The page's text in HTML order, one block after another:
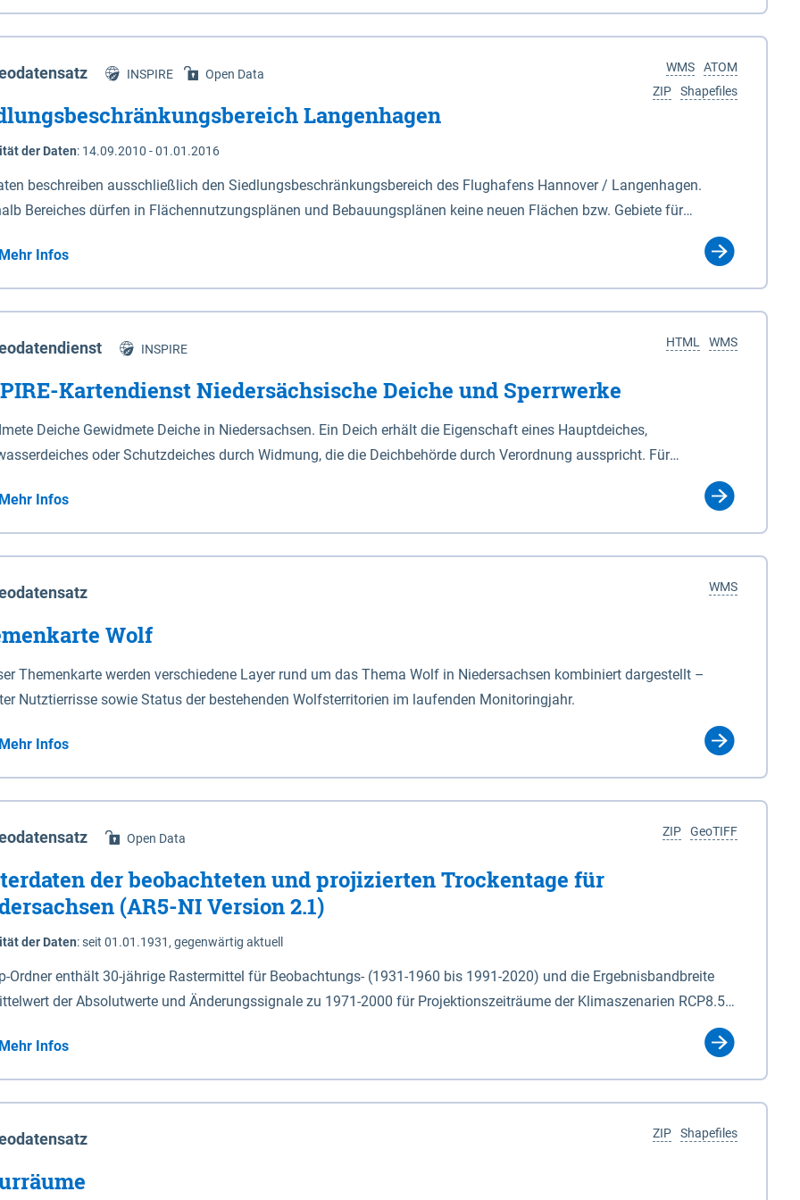
Niedersachsen (vgl. Abb. 4-1) entlang der Elbe zwischen Schnackenburg im Osten und Hohnstorf (Elbe) im Westen
472,5 bei Schnackenburg bis 569 bei Lauenburg). Das Biosphärenreservat umfasst Teile der Landkreise
Dannenberg und Lüneburg.
ATOM
WMS
Shapefiles
ZIP
INSPIRE Open Data
Langenhagen
der Daten: 14.09.2010 - 01.01.2016
beschreiben ausschließlich den Siedlungsbeschränkungsbereich des Flughafens Hannover / Langenhagen.
Bereiches dürfen in Flächennutzungsplänen und Bebauungsplänen keine neuen Flächen bzw. Gebiete für
Mehr Infos
WMS
HTML
INSPIRE
Kartendienst Niedersächsische Deiche und Sperrwerke
Deiche Gewidmete Deiche in Niedersachsen. Ein Deich erhält die Eigenschaft eines Hauptdeiches,
oder Schutzdeiches durch Widmung, die die Deichbehörde durch Verordnung ausspricht. Für
Deiche gelten die Bestimmungen des Niedersächsischen Deichgesetzes (NDG). Die Widmung "2.Deichlinie" ist
Sperrwerke Sperrwerke sind Bauwerke mit Sperrvorrichtungen in Tidegewässern, die dem
eines Gebietes vor erhöhten Tiden, vor allem vor Sturmfluten, zu dienen bestimmt sind (§2 Abs.3 NDG). Ein Bauwerk
Art erhält die Eigenschaft eines Sperrwerkes durch Widmung, die die Deichbehörde durch Verordnung
Mehr Infos
WMS
Wolf
Themenkarte werden verschiedene Layer rund um das Thema Wolf in Niedersachsen kombiniert dargestellt –
Nutztierrisse sowie Status der bestehenden Wolfsterritorien im laufenden Monitoringjahr.
Mehr Infos
GeoTIFF
ZIP
Open Data
der beobachteten und projizierten Trockentage für
(AR5-NI Version 2.1)
der Daten:seit 01.01.1931, gegenwärtig aktuell
Ordner enthält 30-jährige Rastermittel für Beobachtungs- (1931-1960 bis 1991-2020) und die Ergebnisbandbreite
der Absolutwerte und Änderungssignale zu 1971-2000 für Projektionszeiträume der Klimaszenarien RCP8.5
(Jun. - Aug.) - au: Herbst (Sep. - Nov.) - wi: Winter (Dez. - Feb.) - hyr:
Jahr (Nov. - Okt.) - hsu: Hydrologisches Sommerhalbjahr (Mai - Okt.) - hwi: Hydrologisches Winterhalbjahr
- vd: Vegetationsruhe (Okt. - Mär.) Neben den Rasterdaten ist eine
zu den Dateinamen und für eine Darstellung im GIS eine Klassifizierung der Rasterdaten mit Klassenname und
code gegeben.
Mehr Infos
Shapefiles
ZIP